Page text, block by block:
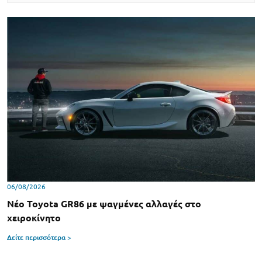
06/08/2026
Νέο Toyota GR86 με ψαγμένες αλλαγές στο
χειροκίνητο
Δείτε περισσότερα >